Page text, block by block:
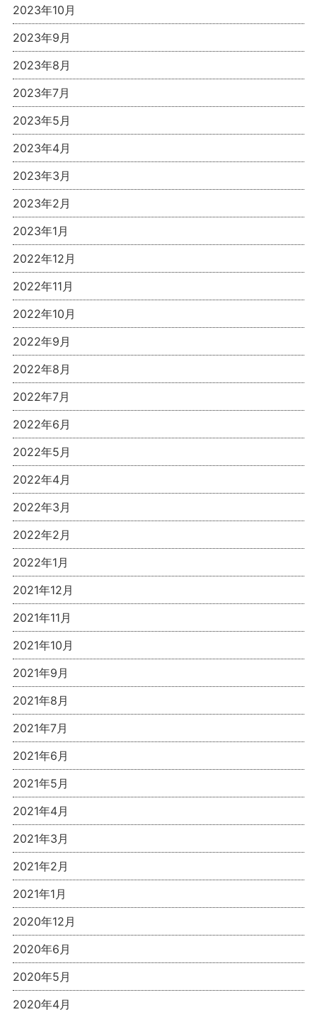
2023年10月
2023年9月
2023年8月
2023年7月
2023年5月
2023年4月
2023年3月
2023年2月
2023年1月
2022年12月
2022年11月
2022年10月
2022年9月
2022年8月
2022年7月
2022年6月
2022年5月
2022年4月
2022年3月
2022年2月
2022年1月
2021年12月
2021年11月
2021年10月
2021年9月
2021年8月
2021年7月
2021年6月
2021年5月
2021年4月
2021年3月
2021年2月
2021年1月
2020年12月
2020年6月
2020年5月
2020年4月